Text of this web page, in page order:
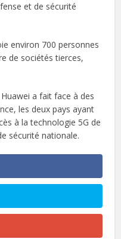
et de sécurité
environ 700 personnes
de sociétés tierces,
a fait face à des
les deux pays ayant
à la technologie 5G de
sécurité nationale.